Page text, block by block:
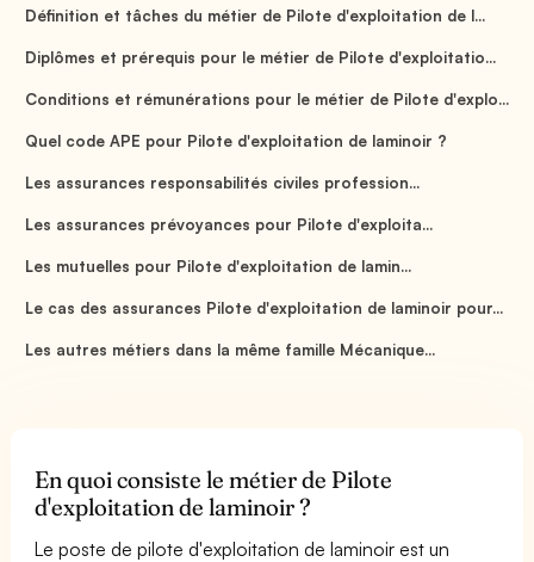
Définition et tâches du métier de Pilote d'exploitation de l...
Diplômes et prérequis pour le métier de Pilote d'exploitatio...
Conditions et rémunérations pour le métier de Pilote d'explo...
Quel code APE pour Pilote d'exploitation de laminoir ?
Les assurances responsabilités civiles profession...
Les assurances prévoyances pour Pilote d'exploita...
Les mutuelles pour Pilote d'exploitation de lamin...
Le cas des assurances Pilote d'exploitation de laminoir pour...
Les autres métiers dans la même famille Mécanique...
En quoi consiste le métier de Pilote
d'exploitation de laminoir ?
Le poste de pilote d'exploitation de laminoir est un